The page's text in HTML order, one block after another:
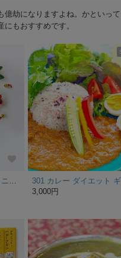
億劫になりますよね。かといっ
もおすすめです。
無添加・グルテンフリー！ミニトマトスープカレー【お宮の小鈴】
301 カレー ダイエット
3,000円